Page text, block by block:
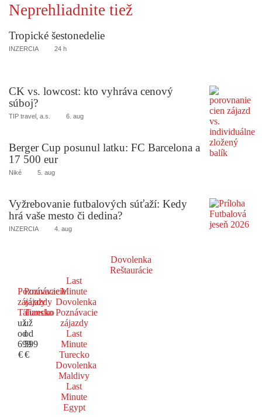
Neprehliadnite tiež
Tropické šestonedelie
INZERCIA 24 h
CK vs. lowcost: kto vyhráva cenový
súboj?
TIP travel, a.s. 6. aug
Berger Cup posunul latku: FC Barcelona a
17 500 eur
Niké 5. aug
Vyžrebovanie futbalových súťaží: Kedy
hrá vaše mesto či dedina?
INZERCIA 4. aug
Dovolenka
Reštaurácie
Poznávacie
zájazdy
Taliansko
už
od
699
€
Poznávacie
zájazdy
Turecko
už
od
599
€
Last
Minute
Dovolenka
Poznávacie
zájazdy
Last
Minute
Turecko
Dovolenka
Maldivy
Last
Minute
Egypt